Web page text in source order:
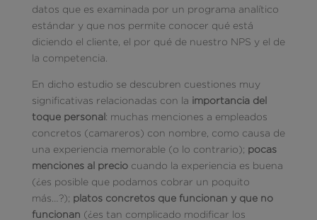
datos que es examinada por un programa analítico
estándar y que nos permite conocer qué está
diciendo el cliente, el por qué de nuestro NPS y el de
la competencia.
En dicho estudio se descubren cuestiones muy
significativas relacionadas con la importancia del
toque personal : muchas menciones a empleados
concretos (camareros) con nombre, como causa de
una experiencia memorable (o lo contrario); pocas
menciones al preciocuando la experiencia es buena
(¿es posible que podamos cobrar un poquito
más…?); platos concretos que funcionan y que no
funcionan (¿es tan complicado modificar los